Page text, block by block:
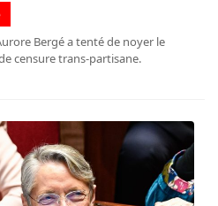
Bergé a tenté de noyer le
censure trans-partisane.